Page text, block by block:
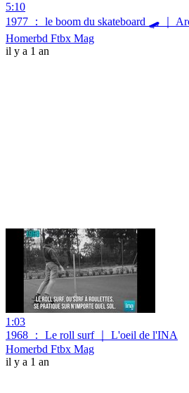
5:10
1977 ： le boom du skateboard 🛹 ｜
Homerbd Ftbx Mag
il y a 1 an
1:03
1968 ： Le roll surf ｜ L'oeil de l'INA
Homerbd Ftbx Mag
il y a 1 an